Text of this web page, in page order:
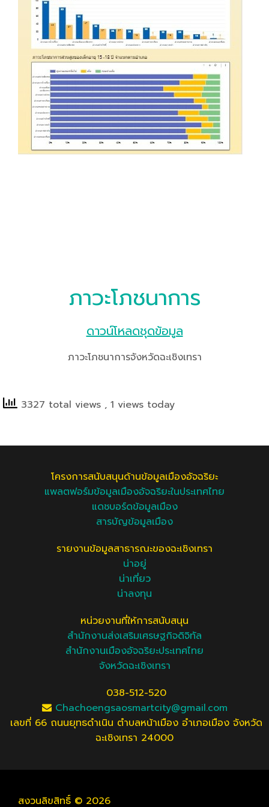
ภาวะโภชนาการ
ดาวน์โหลดชุดข้อมูล
ภาวะโภชนาการจังหวัดฉะเชิงเทรา
3327 total views , 1 views today
โครงการสนับสนุนด้านข้อมูลเมืองอัจฉริยะ
แพลตฟอร์มข้อมูลเมืองอัจฉริยะในประเทศไทย
แดชบอร์ดข้อมูลเมือง
สารบัญข้อมูลเมือง
รายงานข้อมูลสาธารณะของฉะเชิงเทรา
น่าอยู่
น่าเที่ยว
น่าลงทุน
หน่วยงานที่ให้การสนับสนุน
สำนักงานส่งเสริมเศรษฐกิจดิจิทัล
สำนักงานเมืองอัจฉริยะประเทศไทย
จังหวัดฉะเชิงเทรา
038-512-520
Chachoengsaosmartcity@gmail.com
เลขที่ 66 ถนนยุทธดําเนิน ตําบลหน้าเมือง อําเภอเมือง จังหวัด
ฉะเชิงเทรา 24000
สงวนลิขสิทธิ์ © 2026